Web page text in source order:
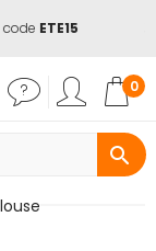
ETE15
0